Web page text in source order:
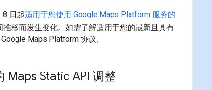
8 日起适用于您使用 Google Maps Platform 服务的
移而发生变化。如需了解适用于您的最新且具有
Maps Platform 协议。
Maps Static API 调整